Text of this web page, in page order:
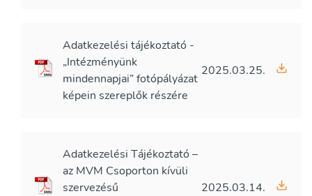
Adatkezelési tájékoztató -
„Intézményünk
mindennapjai” fotópályázat
képein szereplők részére
2025.03.25.
Adatkezelési Tájékoztató –
az MVM Csoporton kívüli
szervezésű
2025.03.14.